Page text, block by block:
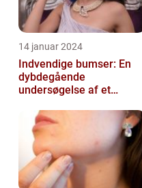
14 januar 2024
Indvendige bumser: En
dybdegående
undersøgelse af et